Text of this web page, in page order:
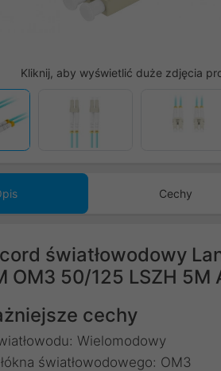
Kliknij, aby wyświetlić duże zdjęcia
Cechy
światłowodowy
OM3 50/125 LSZH 5M
cechy
Wielomodowy
światłowodowego: OM3